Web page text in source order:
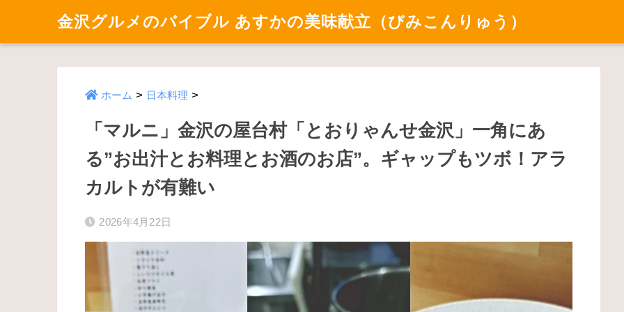
金沢グルメのバイブル あすかの美味献立（びみこんりゅう）
ホーム > 日本料理 >
「マルニ」金沢の屋台村「とおりゃんせ金沢」一角にあ
る”お出汁とお料理とお酒のお店”。ギャップもツボ！アラ
カルトが有難い
2026年4月22日